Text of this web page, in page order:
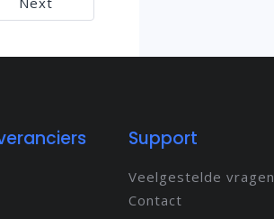
Support
Veelgestelde vragen
Contact